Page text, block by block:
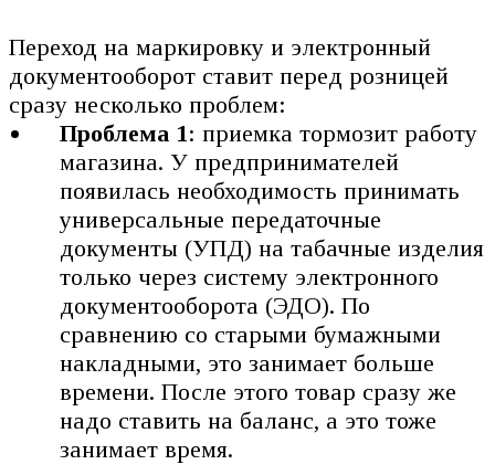
Переход на маркировку и электронный
документооборот ставит перед розницей
сразу несколько проблем:
Проблема 1: приемка тормозит работу
магазина. У предпринимателей
появилась необходимость принимать
универсальные передаточные
документы (УПД) на табачные изделия
только через систему электронного
документооборота (ЭДО). По
сравнению со старыми бумажными
накладными, это занимает больше
времени. После этого товар сразу же
надо ставить на баланс, а это тоже
занимает время.